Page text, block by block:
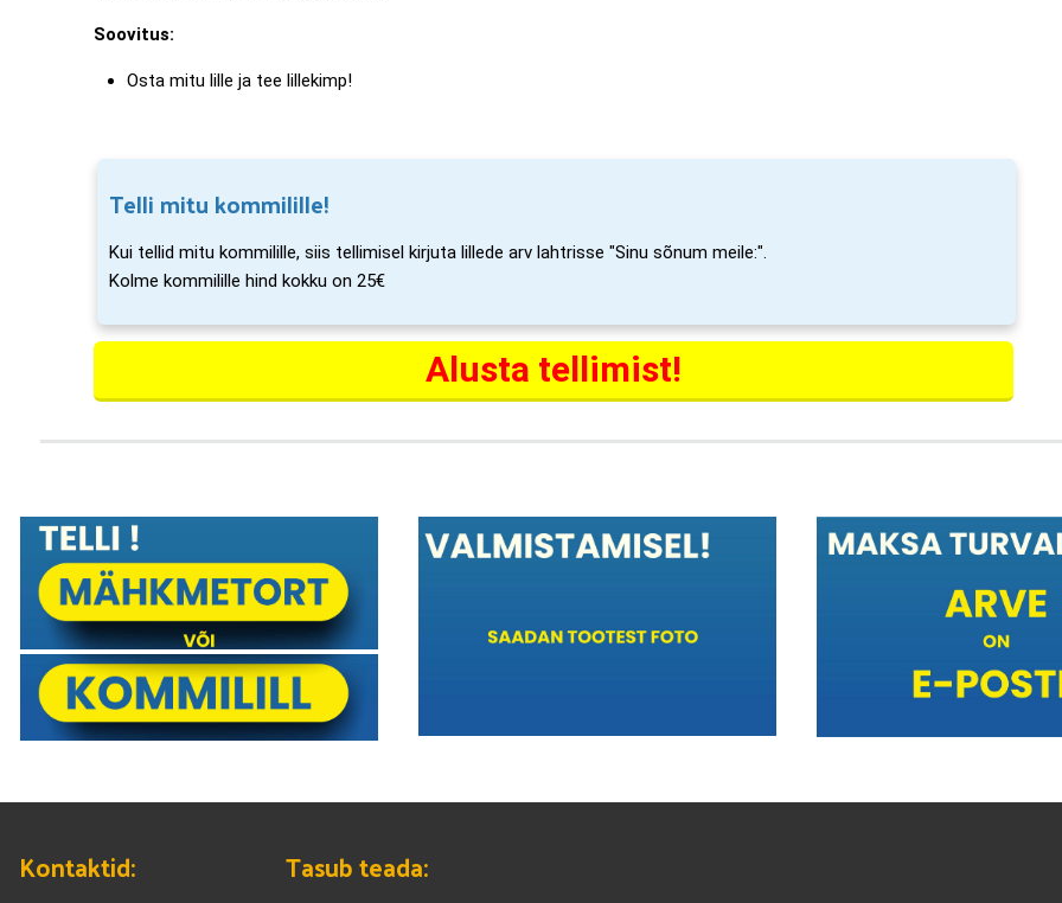
Soovitus:
Osta mitu lille ja tee lillekimp!
Telli mitu kommilille!
Kui tellid mitu kommilille, siis tellimisel kirjuta lillede arv lahtrisse "Sinu sõnum meile:".
Kolme kommilille hind kokku on 25€
Alusta tellimist!
Kontaktid: Tasub teada: